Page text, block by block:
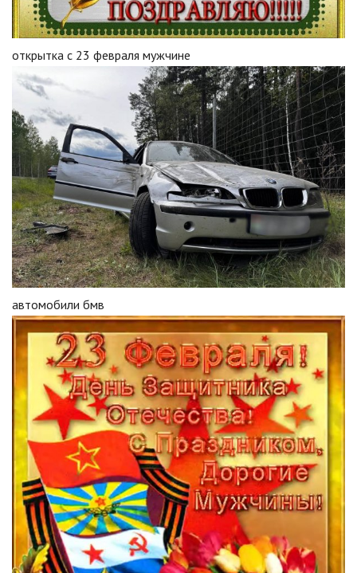
открытка с 23 февраля мужчине
автомобили бмв